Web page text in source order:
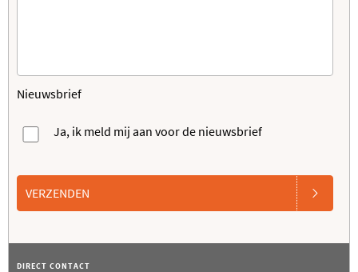
Nieuwsbrief
Ja, ik meld mij aan voor de nieuwsbrief
VERZENDEN
DIRECT CONTACT